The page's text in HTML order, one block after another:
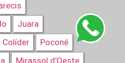
Juara
Colíder
Poconé
Mirassol d'Oeste